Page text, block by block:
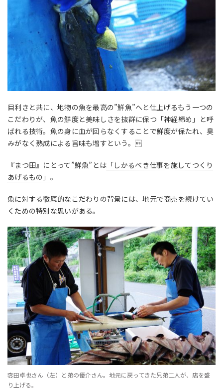
目利きと共に、地物の魚を最高の”鮮魚”へと仕上げるもう一つの
こだわりが、魚の鮮度と美味しさを抜群に保つ「神経締め」と呼
ばれる技術。魚の身に血が回らなくすることで鮮度が保たれ、臭
みがなく熟成による旨味も増すという。
『まつ田』にとって”鮮魚”とは 「しかるべき仕事を施してつくり
あげるもの」 。
魚に対する徹底的なこだわりの背景には、地元で商売を続けてい
くための特別な思いがある。
枩田卓也さん（左）と弟の優介さん。地元に戻ってきた兄弟二人が、店を盛
り上げる。